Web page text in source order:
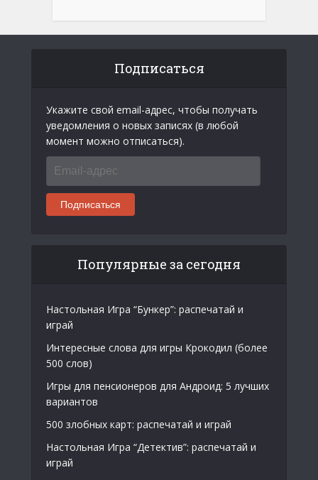
Подписаться
Укажите свой email-адрес, чтобы получать
уведомления о новых записях (в любой
момент можно отписаться).
адрес
Подписаться
Популярные за сегодня
Настольная Игра “Бункер”: распечатай и
играй
Интересные слова для игры Крокодил (более
500 слов)
Игры для пенсионеров для Андроид: 5 лучших
вариантов
500 злобных карт: распечатай и играй
Настольная Игра “Детектив”: распечатай и
играй